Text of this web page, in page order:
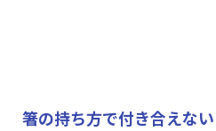
箸の持ち方で付き合えな